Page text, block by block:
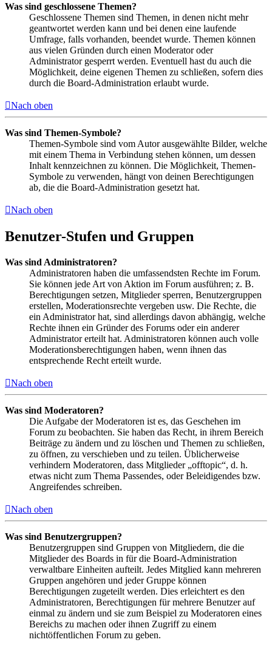
Was sind geschlossene Themen?
Geschlossene Themen sind Themen, in denen nicht mehr
geantwortet werden kann und bei denen eine laufende
Umfrage, falls vorhanden, beendet wurde. Themen können
aus vielen Gründen durch einen Moderator oder
Administrator gesperrt werden. Eventuell hast du auch die
Möglichkeit, deine eigenen Themen zu schließen, sofern dies
durch die Board-Administration erlaubt wurde.
Nach oben
Was sind Themen-Symbole?
Themen-Symbole sind vom Autor ausgewählte Bilder, welche
mit einem Thema in Verbindung stehen können, um dessen
Inhalt kennzeichnen zu können. Die Möglichkeit, Themen-
Symbole zu verwenden, hängt von deinen Berechtigungen
ab, die die Board-Administration gesetzt hat.
Nach oben
Benutzer-Stufen und Gruppen
Was sind Administratoren?
Administratoren haben die umfassendsten Rechte im Forum.
Sie können jede Art von Aktion im Forum ausführen; z. B.
Berechtigungen setzen, Mitglieder sperren, Benutzergruppen
erstellen, Moderationsrechte vergeben usw. Die Rechte, die
ein Administrator hat, sind allerdings davon abhängig, welche
Rechte ihnen ein Gründer des Forums oder ein anderer
Administrator erteilt hat. Administratoren können auch volle
Moderationsberechtigungen haben, wenn ihnen das
entsprechende Recht erteilt wurde.
Nach oben
Was sind Moderatoren?
Die Aufgabe der Moderatoren ist es, das Geschehen im
Forum zu beobachten. Sie haben das Recht, in ihrem Bereich
Beiträge zu ändern und zu löschen und Themen zu schließen,
zu öffnen, zu verschieben und zu teilen. Üblicherweise
verhindern Moderatoren, dass Mitglieder „offtopic“, d. h.
etwas nicht zum Thema Passendes, oder Beleidigendes bzw.
Angreifendes schreiben.
Nach oben
Was sind Benutzergruppen?
Benutzergruppen sind Gruppen von Mitgliedern, die die
Mitglieder des Boards in für die Board-Administration
verwaltbare Einheiten aufteilt. Jedes Mitglied kann mehreren
Gruppen angehören und jeder Gruppe können
Berechtigungen zugeteilt werden. Dies erleichtert es den
Administratoren, Berechtigungen für mehrere Benutzer auf
einmal zu ändern und sie zum Beispiel zu Moderatoren eines
Bereichs zu machen oder ihnen Zugriff zu einem
nichtöffentlichen Forum zu geben.